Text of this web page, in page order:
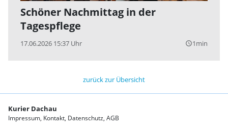
Schöner Nachmittag in der
Tagespflege
17.06.2026 15:37 Uhr query_builder1min
zurück zur Übersicht
Kurier Dachau
Impressum Kontakt Datenschutz AGB